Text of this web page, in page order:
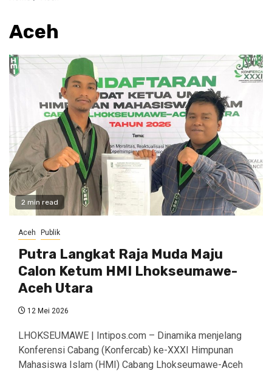
Aceh
2 min read
Aceh Publik
Putra Langkat Raja Muda Maju
Calon Ketum HMI Lhokseumawe-
Aceh Utara
12 Mei 2026
LHOKSEUMAWE | Intipos.com – Dinamika menjelang
Konferensi Cabang (Konfercab) ke-XXXI Himpunan
Mahasiswa Islam (HMI) Cabang Lhokseumawe-Aceh